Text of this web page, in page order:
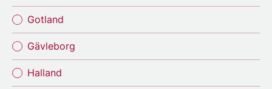
Gotland
Gävleborg
Halland